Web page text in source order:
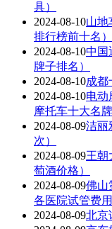
具）
2024-08-10山地
排行榜前十名）
2024-08-10中国
牌子排名）
2024-08-10成都
2024-08-10电动
摩托车十大名
2024-08-09洁丽
次）
2024-08-09王朝
萄酒价格）
2024-08-09佛山
各医院试管费
2024-08-09北京